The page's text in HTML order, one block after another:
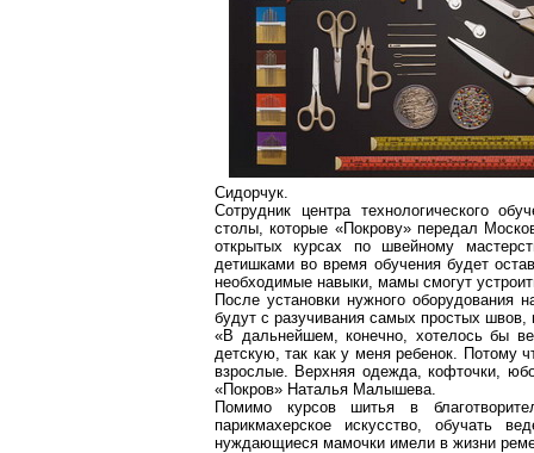
Сидорчук.
Сотрудник центра технологического
столы, которые «Покрову» передал
открытых курсах по швейному
детишками во время обучения будет
необходимые навыки, мамы смогут
После установки нужного оборудования
будут с разучивания самых простых
«В дальнейшем, конечно, хотелось бы
детскую, так как у меня ребенок. Потому
взрослые. Верхняя одежда, кофточки,
«Покров» Наталья Малышева.
Помимо курсов шитья в
парикмахерское искусство, обучать
нуждающиеся мамочки имели в жизни